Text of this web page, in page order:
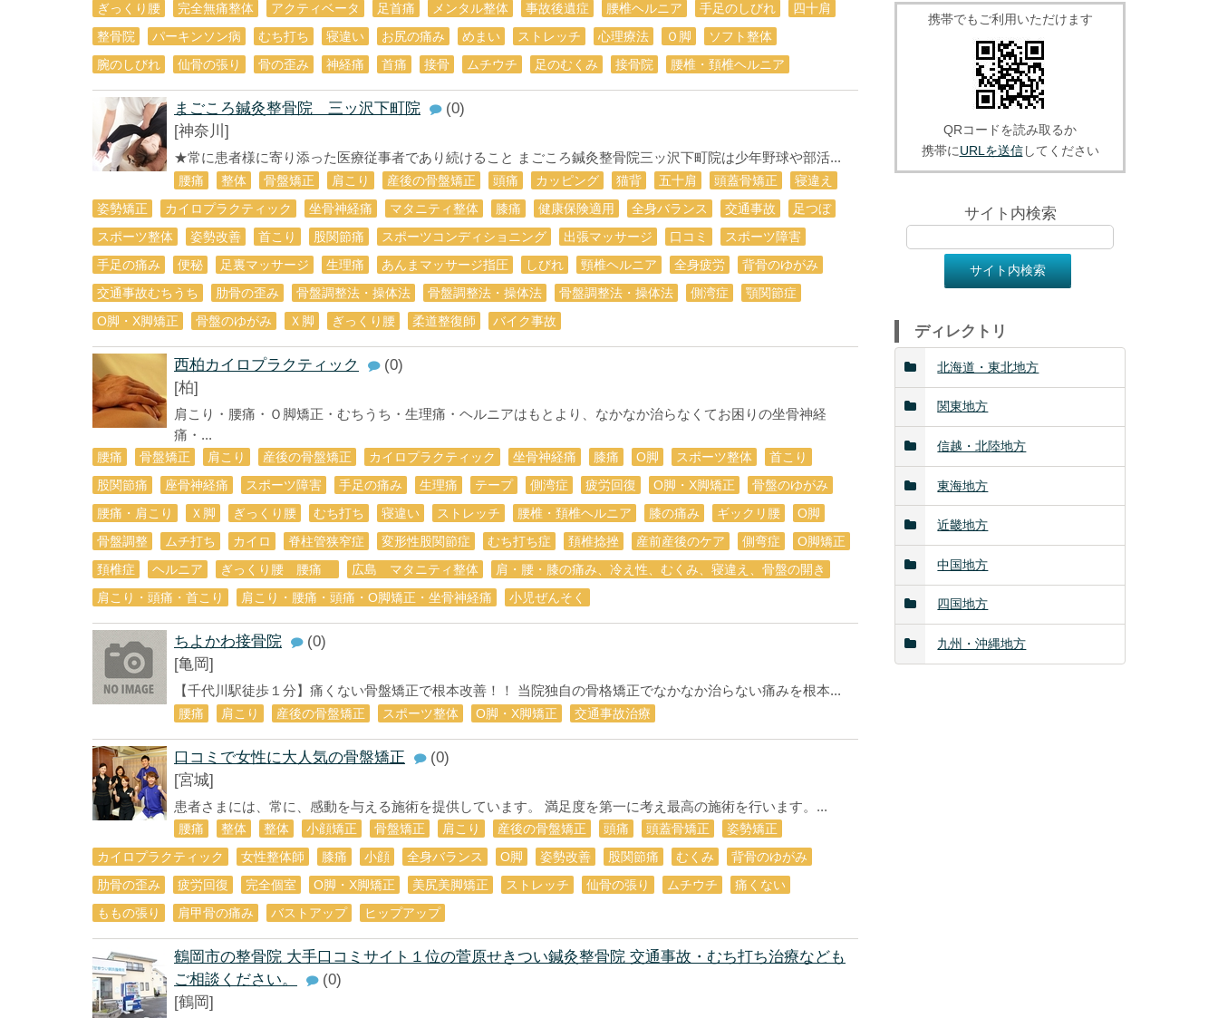
ぎっくり腰
完全無痛整体 アクティベータ 足首痛 メンタル整体 事故後遺症 腰椎ヘルニア 手足のしびれ
四十肩
整骨院
パーキンソン病 むち打ち 寝違い お尻の痛み めまい ストレッチ 心理療法 Ｏ脚
ソフト整体
腕のしびれ
仙骨の張り 骨の歪み 神経痛 首痛 接骨 ムチウチ 足のむくみ 接骨院 腰椎・頚椎ヘルニア
まごころ鍼灸整骨院 三ッ沢下町院
(0)
[神奈川]
★常に患者様に寄り添った医療従事者であり続けること まごころ鍼灸整骨院三ッ沢下町院は少年野球や部活...
腰痛 整体 骨盤矯正 肩こり 産後の骨盤矯正 頭痛 カッピング 猫背 五十肩 頭蓋骨矯正
寝違え
姿勢矯正
カイロプラクティック 坐骨神経痛 マタニティ整体 膝痛 健康保険適用 全身バランス 交通事故
足つぼ
スポーツ整体
姿勢改善 首こり 股関節痛 スポーツコンディショニング 出張マッサージ 口コミ
スポーツ障害
手足の痛み
便秘 足裏マッサージ 生理痛 あんまマッサージ指圧 しびれ 頸椎ヘルニア 全身疲労
背骨のゆがみ
交通事故むちうち
肋骨の歪み 骨盤調整法・操体法 骨盤調整法・操体法 骨盤調整法・操体法 側湾症
顎関節症
O脚・X脚矯正
骨盤のゆがみ Ｘ脚 ぎっくり腰 柔道整復師 バイク事故
西柏カイロプラクティック
(0)
[柏]
肩こり・腰痛・Ｏ脚矯正・むちうち・生理痛・ヘルニアはもとより、なかなか治らなくてお困りの坐骨神経
痛・...
腰痛 骨盤矯正 肩こり 産後の骨盤矯正 カイロプラクティック 坐骨神経痛 膝痛 О脚 スポーツ整体
首こり
股関節痛
座骨神経痛 スポーツ障害 手足の痛み 生理痛 テープ 側湾症 疲労回復 O脚・X脚矯正
骨盤のゆがみ
腰痛・肩こり
Ｘ脚 ぎっくり腰 むち打ち 寝違い ストレッチ 腰椎・頚椎ヘルニア 膝の痛み ギックリ腰
O脚
骨盤調整
ムチ打ち カイロ 脊柱管狭窄症 変形性股関節症 むち打ち症 頚椎捻挫 産前産後のケア 側弯症
O脚矯正
頚椎症
ヘルニア ぎっくり腰 腰痛 広島 マタニティ整体
肩・腰・膝の痛み、冷え性、むくみ、寝違え、骨盤の開き
肩こり・頭痛・首こり
肩こり・腰痛・頭痛・O脚矯正・坐骨神経痛 小児ぜんそく
ちよかわ接骨院
(0)
[亀岡]
【千代川駅徒歩１分】痛くない骨盤矯正で根本改善！！ 当院独自の骨格矯正でなかなか治らない痛みを根本...
腰痛 肩こり 産後の骨盤矯正 スポーツ整体 O脚・X脚矯正 交通事故治療
口コミで女性に大人気の骨盤矯正
(0)
[宮城]
患者さまには、常に、感動を与える施術を提供しています。 満足度を第一に考え最高の施術を行います。...
腰痛 整体 整体 小顔矯正 骨盤矯正 肩こり 産後の骨盤矯正 頭痛 頭蓋骨矯正
姿勢矯正
カイロプラクティック
女性整体師 膝痛 小顔 全身バランス О脚 姿勢改善 股関節痛 むくみ
背骨のゆがみ
肋骨の歪み
疲労回復 完全個室 O脚・X脚矯正 美尻美脚矯正 ストレッチ 仙骨の張り ムチウチ
痛くない
ももの張り
肩甲骨の痛み バストアップ ヒップアップ
鶴岡市の整骨院 大手口コミサイト１位の菅原せきつい鍼灸整骨院 交通事故・むち打ち治療なども
ご相談ください。
(0)
[鶴岡]
携帯でもご利用いただけます
QRコードを読み取るか
携帯にURLを送信してください
サイト内検索
ディレクトリ
北海道・東北地方
関東地方
信越・北陸地方
東海地方
近畿地方
中国地方
四国地方
九州・沖縄地方